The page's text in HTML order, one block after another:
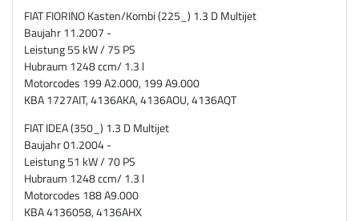
FIAT FIORINO Kasten/Kombi (225_) 1.3 D Multijet
Baujahr 11.2007 -
Leistung 55 kW / 75 PS
Hubraum 1248 ccm/ 1.3 l
Motorcodes 199 A2.000, 199 A9.000
KBA 1727AIT, 4136AKA, 4136AOU, 4136AQT
FIAT IDEA (350_) 1.3 D Multijet
Baujahr 01.2004 -
Leistung 51 kW / 70 PS
Hubraum 1248 ccm/ 1.3 l
Motorcodes 188 A9.000
KBA 4136058, 4136AHX